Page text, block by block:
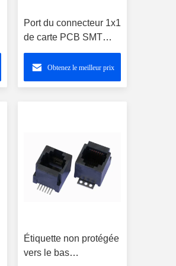
Port du connecteur 1x1
de carte PCB SMT
RJ45 de J0C-0004NLT
sans LED
LPJ19113CNL
Obtenez le meilleur prix
Étiquette non protégée
vers le bas